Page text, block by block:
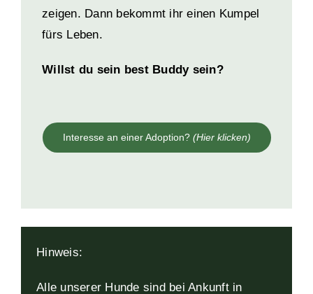
zeigen. Dann bekommt ihr einen Kumpel
fürs Leben.
Willst du sein best Buddy sein?
Interesse an einer Adoption? (Hier klicken)
Hinweis:
Alle unserer Hunde sind bei Ankunft in